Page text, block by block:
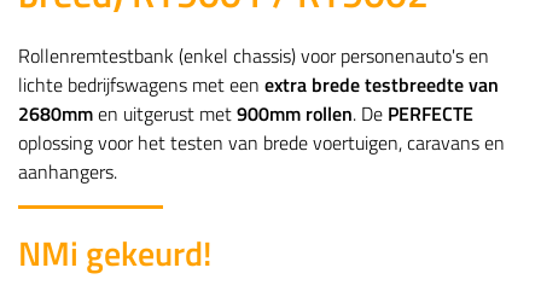
Rollenremtestbank (enkel chassis) voor personenauto's en
lichte bedrijfswagens met een extra brede testbreedte van
2680mmen uitgerust met900mm rollen. De PERFECTE
oplossing voor het testen van brede voertuigen, caravans en
aanhangers.
NMi gekeurd!